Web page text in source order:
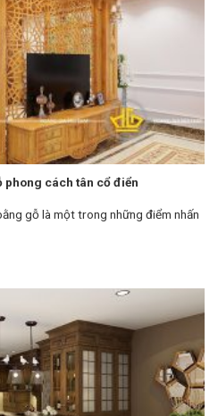
phong cách tân cổ điển
gỗ là một trong những điểm nhấn